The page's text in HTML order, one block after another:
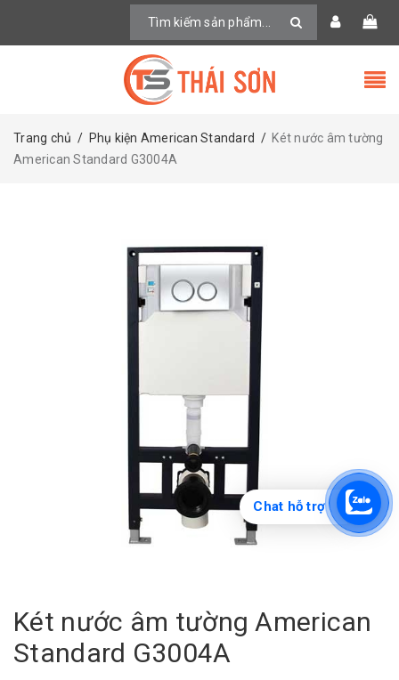
Trang chủ / Phụ kiện American Standard / Két nước âm tường
American Standard G3004A
Két nước âm tường American
Standard G3004A
Chat hỗ trợ